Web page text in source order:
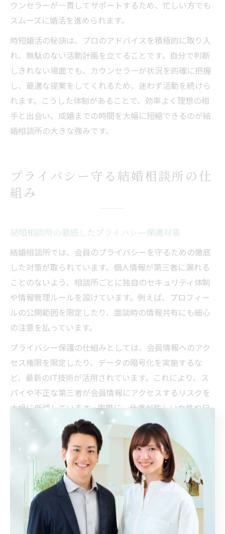
ウンセラーが一貫してサポートするため、忙しい方でも
スムーズに婚活を進められます。
時短婚活の秘訣は、プロのアドバイスを積極的に取り入
れ、無駄のない活動計画を立てることです。自分で判断
しきれない場面でも、カウンセラーが状況を的確に把握
し、最適な提案をしてくれるため、迷わず活動を続けら
れます。こうした体制があることで、効率よく理想の相
手と出会い、成婚までの時間を大幅に短縮できるのが結
婚相談所の大きな強みです。
プライバシー守る結婚相談所の仕
組み
結婚相談所の徹底したプライバシー保護対策
結婚相談所では、会員のプライバシーを守るための徹底
した対策が取られています。個人情報が第三者に漏れる
ことのないよう、相談所ごとに独自のセキュリティ体制
や情報管理ルールを設けています。例えば、プロフィー
ルの公開範囲を限定したり、面談時の情報共有にも細心
の注意を払っています。
プライバシー保護の仕組みとしては、会員情報へのアク
セス権限を限定したり、データの暗号化を実施するな
ど、最新のIT技術が活用されています。これにより、ス
パイや不正な第三者が会員情報にアクセスするリスクを
大幅に低減しています。実際に、仕事が忙しい女性や日
常でプライバシーに敏感な方でも、安心して婚活を進め
られる環境が整っています。
注意点としては、相談所選びの際に「どのような情報管
理体制があるか」「プライバシーポリシーが公開されて
いるか」などを必ず確認することが重要です。自身の不
安を事前に解消し、信頼できる相談所で活動すること
が、安心して理想の結婚を目指す第一歩となります。